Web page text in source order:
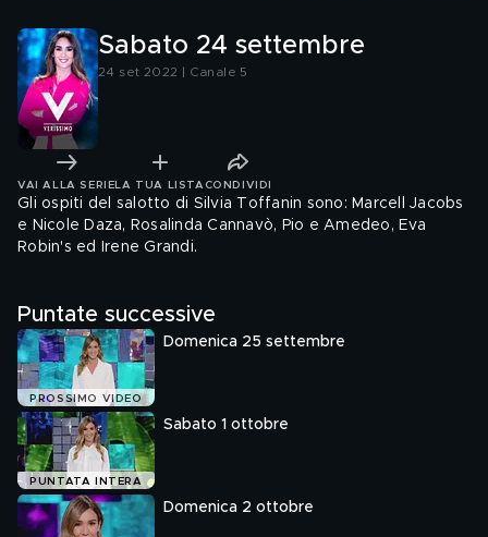
Sabato 24 settembre
24 set 2022 | Canale 5
VAI ALLA SERIE LA TUA LISTA CONDIVIDI
Gli ospiti del salotto di Silvia Toffanin sono: Marcell Jacobs
e Nicole Daza, Rosalinda Cannavò, Pio e Amedeo, Eva
Robin's ed Irene Grandi.
Puntate successive
PROSSIMO VIDEO
Domenica 25 settembre
PUNTATA INTERA
Sabato 1 ottobre
Domenica 2 ottobre